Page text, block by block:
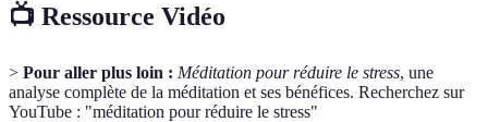
📺 Ressource Vidéo
> Pour aller plus loin : Méditation pour réduire le stress, une
analyse complète de la méditation et ses bénéfices. Recherchez sur
YouTube : "méditation pour réduire le stress"